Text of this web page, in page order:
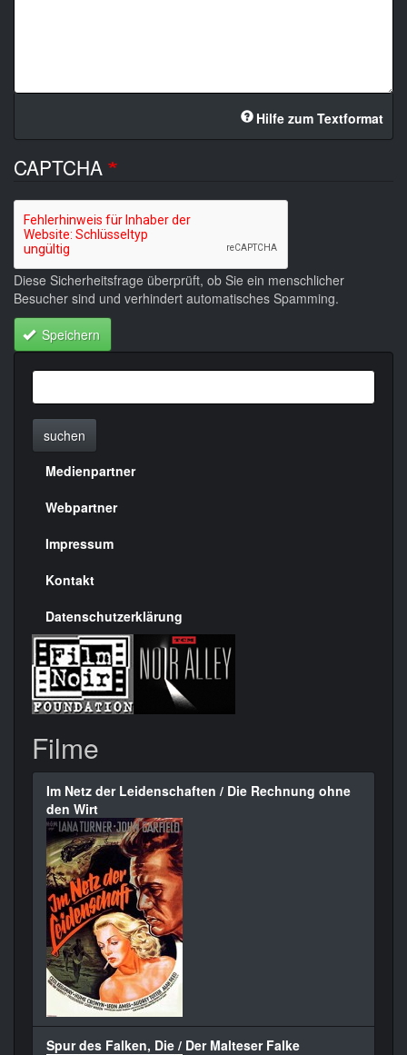
Hilfe zum Textformat
CAPTCHA
Diese Sicherheitsfrage überprüft, ob Sie ein menschlicher
Besucher sind und verhindert automatisches Spamming.
Speichern
suchen
Menülinks
rechte
Seite
Medienpartner
Webpartner
Impressum
Kontakt
Datenschutzerklärung
Filme
Im Netz der Leidenschaften / Die Rechnung ohne
den Wirt
Spur des Falken, Die / Der Malteser Falke